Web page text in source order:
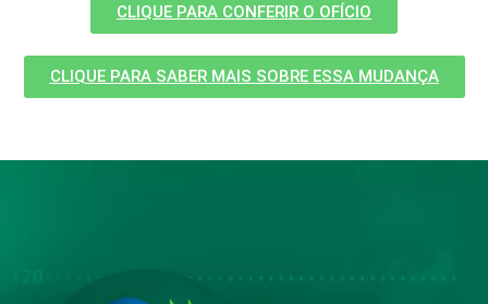
CLIQUE PARA CONFERIR O OFÍCIO
CLIQUE PARA SABER MAIS SOBRE ESSA MUDANÇA